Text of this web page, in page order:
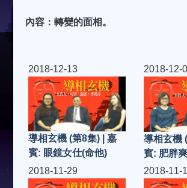
內容：轉變的面相。
2018-12-13
導相玄機 (第8集) | 嘉
賓: 眼鏡女仕(命他)
2018-12-
導相玄機
賓: 肥胖
2018-11-29
2018-11-